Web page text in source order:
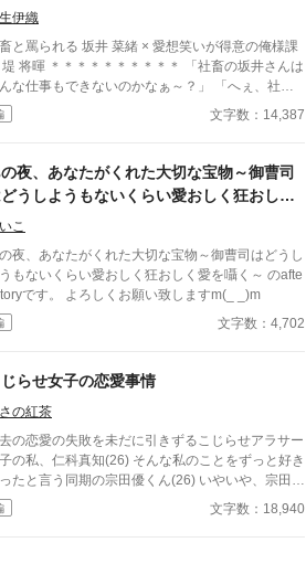
れなかった。 でも、あれから変わった私な
05/29 公開 ****** 表紙 いも
妹pixivID:11163077
伊織
罵られる 坂井 菜緒 × 愛想笑いが得意の俺様課
＊＊＊＊＊＊＊＊ 「社畜の坂井さんは
な仕事もできないのかなぁ～？」 「へぇ、社畜
心あるんだ」 あることがきっかけで社畜と
々。 私以外には愛想笑いをするのに、私
のはどうして？
文字数：14,387
夜、あなたがくれた大切な宝物～御曹司
うしようもないくらい愛おしく狂おしく
囁く～【after story】
こ
夜、あなたがくれた大切な宝物～御曹司はどうし
もないくらい愛おしく狂おしく愛を囁く～ のafte
です。 よろしくお願い致しますm(_ _)m
文字数：4,702
らせ女子の恋愛事情
の紅茶
の恋愛の失敗を未だに引きずるこじらせアラサー
私、仁科真知(26) そんな私のことをずっと好き
たと言う同期の宗田優くん(26) いやいや、宗田く
は私なんかより、若くて可愛い可憐ちゃん(女子
)の方がお似合いだよ。 なんて自らまたこじら
文字数：18,940